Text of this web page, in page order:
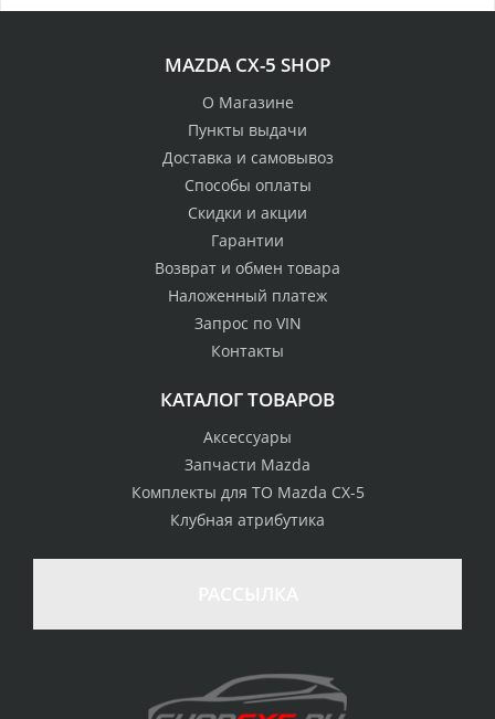
стоимости
товаром
Гарантия качества
Вы можете выбрать
Профессиональная
консультация
MAZDA CX-5 SHOP
О Магазине
Пункты выдачи
Доставка и самовывоз
Способы оплаты
Скидки и акции
Гарантии
Возврат и обмен товара
Наложенный платеж
Запрос по VIN
Контакты
КАТАЛОГ ТОВАРОВ
Аксессуары
Запчасти Mazda
Комплекты для ТО Mazda CX-5
Клубная атрибутика